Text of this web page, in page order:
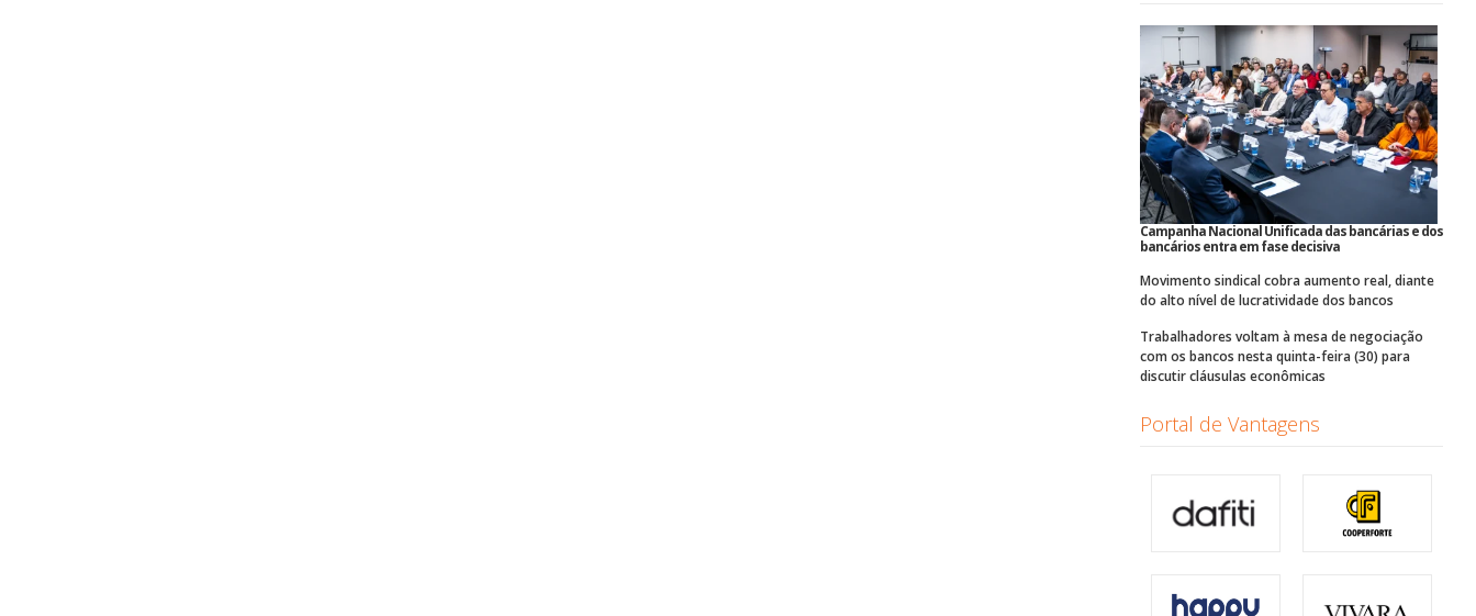
Campanha Nacional Unificada das bancárias e dos
bancários entra em fase decisiva
Movimento sindical cobra aumento real, diante
do alto nível de lucratividade dos bancos
Trabalhadores voltam à mesa de negociação
com os bancos nesta quinta-feira (30) para
discutir cláusulas econômicas
Portal de Vantagens